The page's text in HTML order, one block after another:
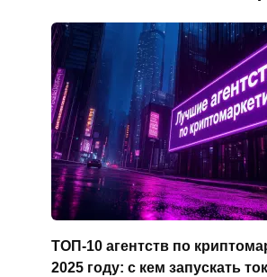
ТОП-10 агентств по
2025 году: с кем запускать